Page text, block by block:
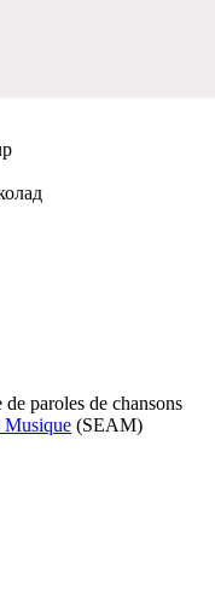
paroles de chansons
Musique (SEAM)